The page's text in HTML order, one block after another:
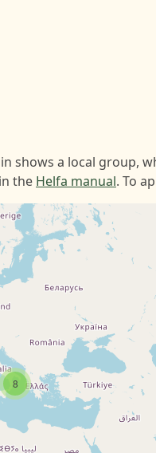
shows a local group,
the Helfa manual. To
8